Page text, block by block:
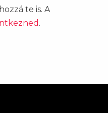
te is. A
.